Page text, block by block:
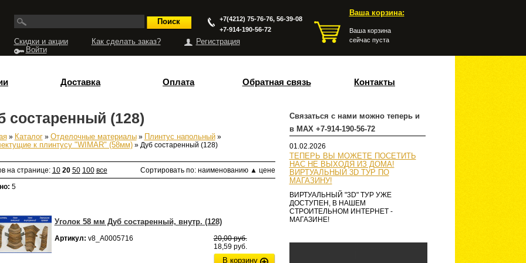
Ваша корзина:
Ваша корзина
сейчас пуста
+7(4212) 75-76-76, 56-39-08
+7-914-190-56-72
Скидки и акции Как сделать заказ?
Регистрация
Войти
Доставка Оплата Обратная связь Контакты
Связаться с нами можно теперь и
в MAX +7-914-190-56-72
01.02.2026
ТЕПЕРЬ ВЫ МОЖЕТЕ ПОСЕТИТЬ
НАС НЕ ВЫХОДЯ ИЗ ДОМА!
ВИРТУАЛЬНЫЙ 3D ТУР ПО
МАГАЗИНУ!
ВИРТУАЛЬНЫЙ "3D" ТУР УЖЕ
ДОСТУПЕН, В НАШЕМ
СТРОИТЕЛЬНОМ ИНТЕРНЕТ -
МАГАЗИНЕ!
состаренный (128)
» Каталог» Отделочные материалы» Плинтус напольный»
к плинтусу "WIMAR" (58мм)» Дуб состаренный (128)
на странице: 10 20 50 100 все Сортировать по: наименованию ▲ цене
5
Уголок 58 мм Дуб состаренный, внутр. (128)
Артикул: v8_А0005716
20,00 руб.
18,59 руб.
В корзину